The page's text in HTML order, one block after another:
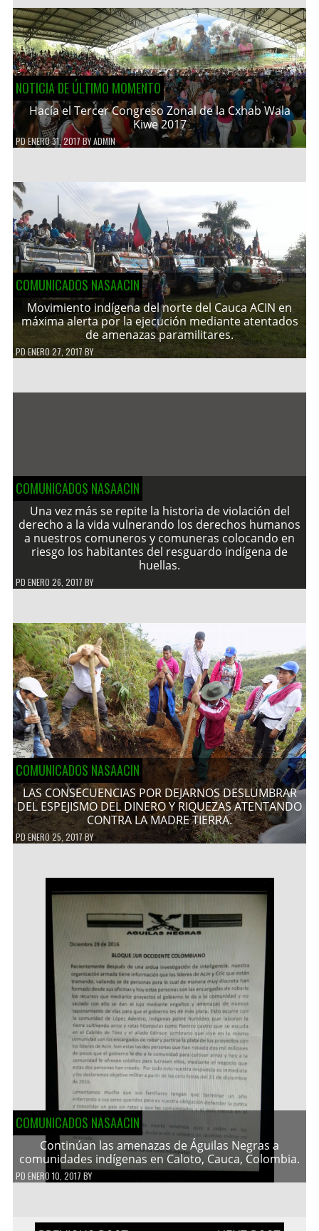
NOTICIA DE ÚLTIMO MOMENTO
Hacía el Tercer Congreso Zonal de la Cxhab Wala
Kiwe 2017
PDENERO 31, 2017 BYADMIN
COMUNICADOS NASAACIN
Movimiento indígena del norte del Cauca ACIN en
máxima alerta por la ejecución mediante atentados
de amenazas paramilitares.
PDENERO 27, 2017 BY
COMUNICADOS NASAACIN
Una vez más se repite la historia de violación del
derecho a la vida vulnerando los derechos humanos
a nuestros comuneros y comuneras colocando en
riesgo los habitantes del resguardo indígena de
huellas.
PD ENERO 26, 2017 BY
COMUNICADOS NASAACIN
LAS CONSECUENCIAS POR DEJARNOS DESLUMBRAR
DEL ESPEJISMO DEL DINERO Y RIQUEZAS ATENTANDO
CONTRA LA MADRE TIERRA.
PDENERO 25, 2017BY
COMUNICADOS NASAACIN
Continúan las amenazas de Águilas Negras a
comunidades indígenas en Caloto, Cauca, Colombia.
PD ENERO 10, 2017 BY